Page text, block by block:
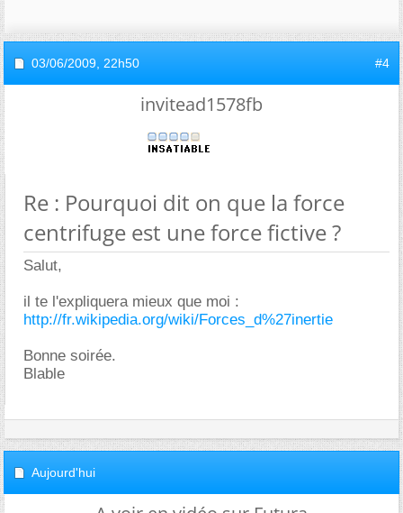
03/06/2009, 22h50 #4
invitead1578fb
Re : Pourquoi dit on que la force
centrifuge est une force fictive ?
Salut,
il te l'expliquera mieux que moi :
http://fr.wikipedia.org/wiki/Forces_d%27inertie
Bonne soirée.
Blable
Aujourd'hui